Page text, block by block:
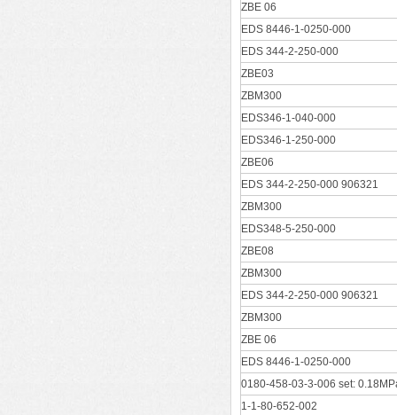
ZBE 06
EDS 8446-1-0250-000
EDS 344-2-250-000
ZBE03
ZBM300
EDS346-1-040-000
EDS346-1-250-000
ZBE06
EDS 344-2-250-000 906321
ZBM300
EDS348-5-250-000
ZBE08
ZBM300
EDS 344-2-250-000 906321
ZBM300
ZBE 06
EDS 8446-1-0250-000
0180-458-03-3-006 set:
1-1-80-652-002